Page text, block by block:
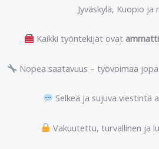
Jyväskylä, Kuopio ja
Kaikki työntekijät ovat
Nopea saatavuus – työvoimaa jopa
Selkeä ja sujuva viestintä
Vakuutettu, turvallinen ja